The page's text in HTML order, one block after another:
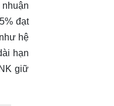
đạt
hệ
hạn
giữ